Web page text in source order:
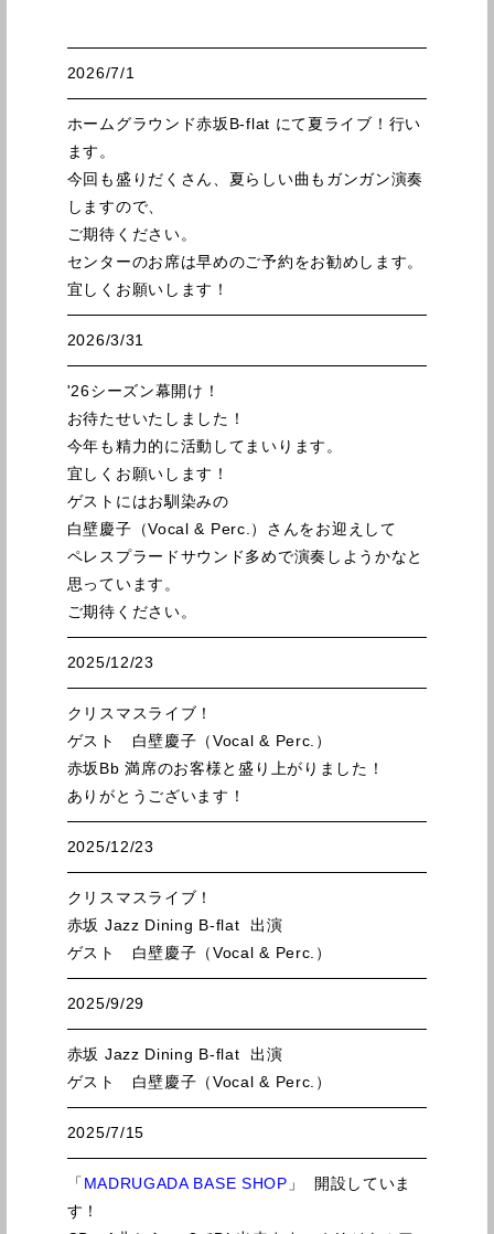
2026/7/1
ホームグラウンド赤坂B-flat にて夏ライブ！行い
ます。
今回も盛りだくさん、夏らしい曲もガンガン演奏
しますので、
ご期待ください。
センターのお席は早めのご予約をお勧めします。
宜しくお願いします！
2026/3/31
'26シーズン幕開け！
お待たせいたしました！
今年も精力的に活動してまいります。
宜しくお願いします！
ゲストにはお馴染みの
白壁慶子（Vocal & Perc.）さんをお迎えして
ペレスプラードサウンド多めで演奏しようかなと
思っています。
ご期待ください。
2025/12/23
クリスマスライブ！
ゲスト 白壁慶子（Vocal & Perc.）
赤坂Bb 満席のお客様と盛り上がりました！
ありがとうございます！
2025/12/23
クリスマスライブ！
赤坂 Jazz Dining B-flat 出演
ゲスト 白壁慶子（Vocal & Perc.）
2025/9/29
赤坂 Jazz Dining B-flat 出演
ゲスト 白壁慶子（Vocal & Perc.）
2025/7/15
「 MADRUGADA BASE SHOP 」 開設していま
す！